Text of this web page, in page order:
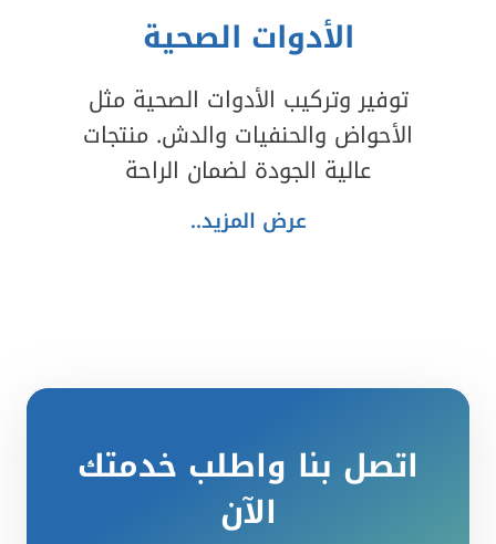
الأدوات الصحية
توفير وتركيب الأدوات الصحية مثل
الأحواض والحنفيات والدش. منتجات
عالية الجودة لضمان الراحة
عرض المزيد..
اتصل بنا واطلب خدمتك
الآن